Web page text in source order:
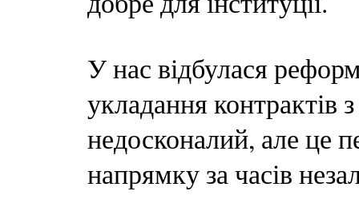
У нас відбулася
укладання контрактів
недосконалий, але це
напрямку за часів